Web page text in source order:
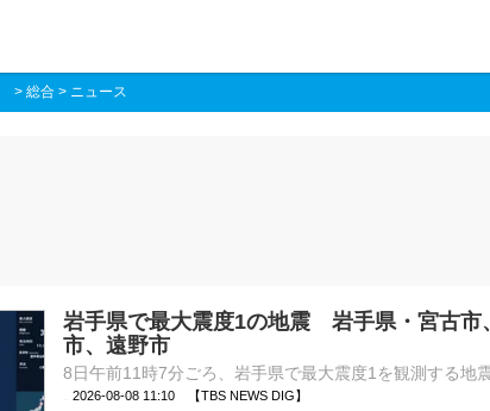
> 総合 > ニュース
岩手県で最大震度1の地震 岩手県・宮古市
市、遠野市
2026-08-08 11:10 【TBS NEWS DIG】